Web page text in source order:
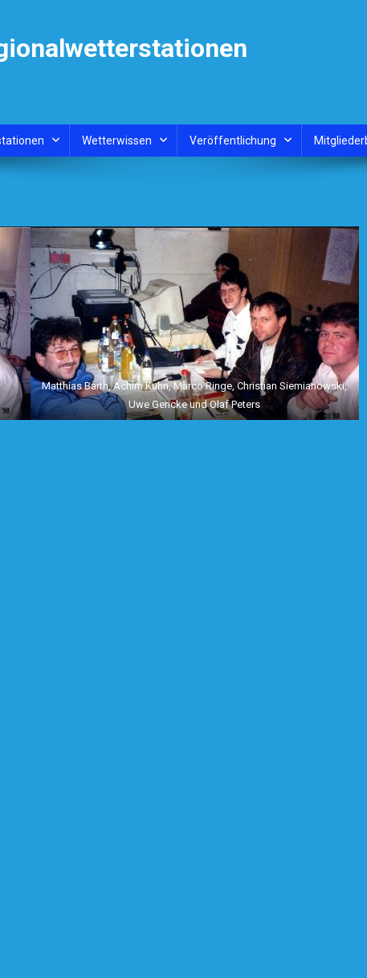
Wetterwissen Veröffentlichung
Matthias Barth, Achim Kuhn, Marco Ringe, Christian Siemianowski,
Uwe Gericke und Olaf Peters